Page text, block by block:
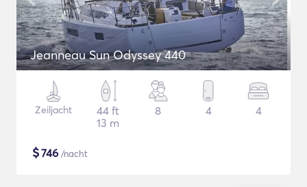
Jeanneau Sun Odyssey 440
Zeiljacht
44 ft
13 m
8 4 4
$746 /nacht